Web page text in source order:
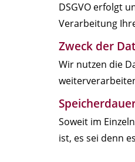
DSGVO erfolgt
Verarbeitung
Zweck der
Wir nutzen die
Soweit im
ist, es sei denn